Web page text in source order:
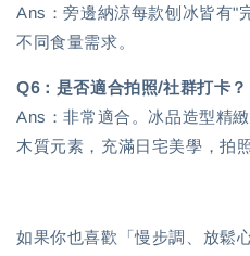
Ans：旁邊納涼每款刨冰皆有"
不同食量需求。
Q6：是否適合拍照/社群打卡？
Ans：非常適合。冰品造型精
木質元素，充滿日宅美學，拍
如果你也喜歡「慢步調、放鬆